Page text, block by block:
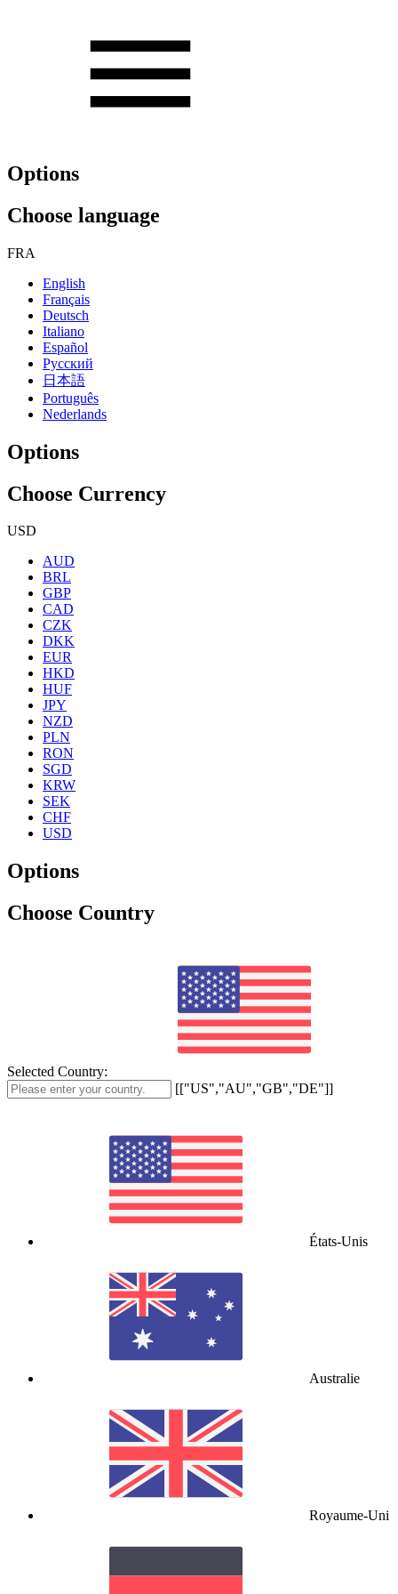
Options
Choose language
FRA
English
Français
Deutsch
Italiano
Español
Русский
日本語
Português
Nederlands
Options
Choose Currency
USD
AUD
BRL
GBP
CAD
CZK
DKK
EUR
HKD
HUF
JPY
NZD
PLN
RON
SGD
KRW
SEK
CHF
USD
Options
Choose Country
Selected Country:
[["US","AU","GB","DE"]]
États-Unis
Australie
Royaume-Uni